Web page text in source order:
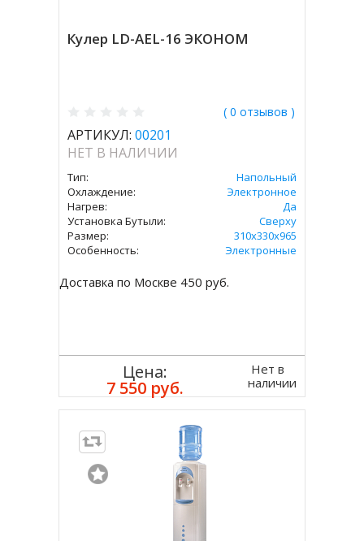
Кулер LD-AEL-16 ЭКОНОМ
( 0 отзывов )
АРТИКУЛ: 00201
НЕТ В НАЛИЧИИ
Тип:
Напольный
Охлаждение:
Электронное
Нагрев:
Да
Установка Бутыли:
Сверху
Размер:
310х330х965
Особенность:
Электронные
Доставка по Москве 450 руб.
Цена:
7 550 руб.
Нет в
наличии